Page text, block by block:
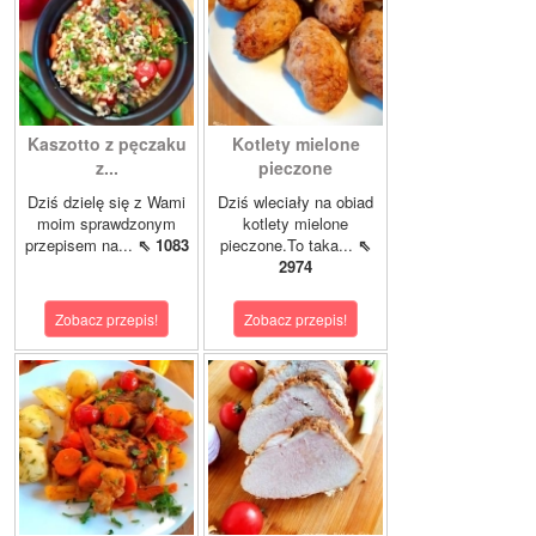
Kaszotto z pęczaku
z...
Dziś dzielę się z Wami
moim sprawdzonym
przepisem na... ⇖ 1083
Zobacz przepis!
Kotlety mielone
pieczone
Dziś wleciały na obiad
kotlety mielone
pieczone.To taka... ⇖
2974
Zobacz przepis!